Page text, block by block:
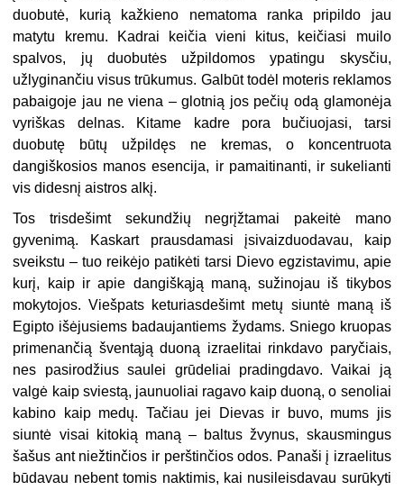
duobutė, kurią kažkieno nematoma ranka pripildo jau
matytu kremu. Kadrai keičia vieni kitus, keičiasi muilo
spalvos, jų duobutės užpildomos ypatingu skysčiu,
užlyginančiu visus trūkumus. Galbūt todėl moteris reklamos
pabaigoje jau ne viena – glotnią jos pečių odą glamonėja
vyriškas delnas. Kitame kadre pora bučiuojasi, tarsi
duobutę būtų užpildęs ne kremas, o koncentruota
dangiškosios manos esencija, ir pamaitinanti, ir sukelianti
vis didesnį aistros alkį.
Tos trisdešimt sekundžių negrįžtamai pakeitė mano
gyvenimą. Kaskart prausdamasi įsivaizduodavau, kaip
sveikstu – tuo reikėjo patikėti tarsi Dievo egzistavimu, apie
kurį, kaip ir apie dangiškąją maną, sužinojau iš tikybos
mokytojos. Viešpats keturiasdešimt metų siuntė maną iš
Egipto išėjusiems badaujantiems žydams. Sniego kruopas
primenančią šventąją duoną izraelitai rinkdavo paryčiais,
nes pasirodžius saulei grūdeliai pradingdavo. Vaikai ją
valgė kaip sviestą, jaunuoliai ragavo kaip duoną, o senoliai
kabino kaip medų. Tačiau jei Dievas ir buvo, mums jis
siuntė visai kitokią maną – baltus žvynus, skausmingus
šašus ant niežtinčios ir perštinčios odos. Panaši į izraelitus
būdavau nebent tomis naktimis, kai nusileisdavau surūkyti